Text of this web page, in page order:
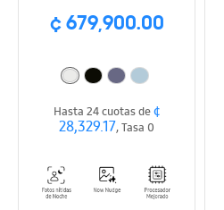
¢ 679,900.00
Hasta 24 cuotas de¢
28,329.17, Tasa 0